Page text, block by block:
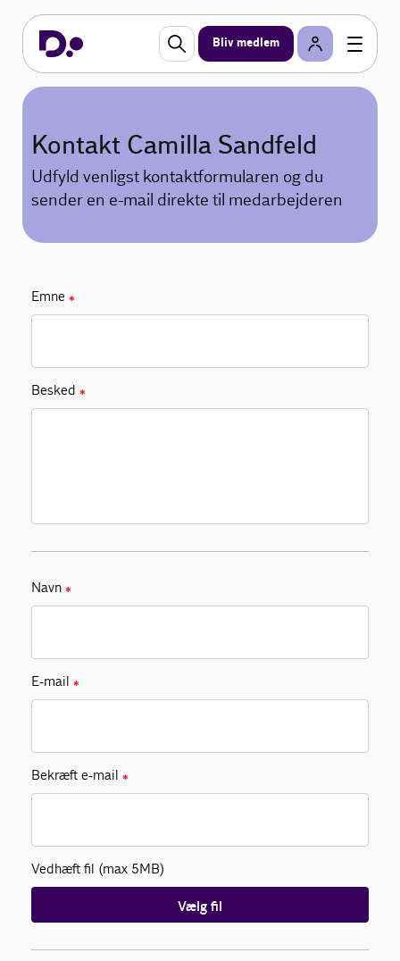
Bliv medlem
Kontakt Camilla Sandfeld
Udfyld venligst kontaktformularen og du
sender en e-mail direkte til medarbejderen
Emne ✱
Besked ✱
Navn ✱
E-mail ✱
Bekræft e-mail ✱
Vedhæft fil (max 5MB)
Vælg fil